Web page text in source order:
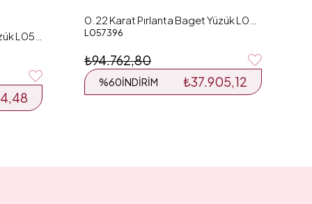
L057396
₺37.905,12
%60İNDIRIM
₺94.762,80